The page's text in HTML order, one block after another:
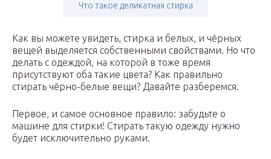
Что такое деликатная стирка
Как вы можете увидеть, стирка и белых, и чёрных
вещей выделяется собственными свойствами. Но что
делать с одеждой, на которой в тоже время
присутствуют оба такие цвета? Как правильно
стирать чёрно-белые вещи? Давайте разберемся.
Первое, и самое основное правило: забудьте о
машине для стирки! Стирать такую одежду нужно
будет исключительно руками.